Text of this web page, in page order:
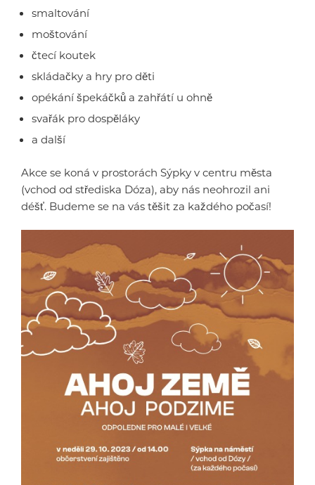
smaltování
moštování
čtecí koutek
skládačky a hry pro děti
opékání špekáčků a zahřátí u ohně
svařák pro dospěláky
a další
Akce se koná v prostorách Sýpky v centru města
(vchod od střediska Dóza), aby nás neohrozil ani
déšť. Budeme se na vás těšit za každého počasí!